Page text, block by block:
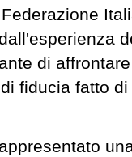
di
fiducia fatto